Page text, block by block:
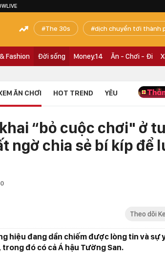
The 30s dịch chuyển tới thành
Fashion Đời sống Money.14 Ăn - Chơi - Đi
ĂN CHƠI HOT TREND YÊU
“bỏ cuộc chơi" ở
ngờ chia sẻ bí kíp để
Theo dõi
hiệu đang dần chiếm được lòng tin và sự
đó có cả Á hậu Tường San.